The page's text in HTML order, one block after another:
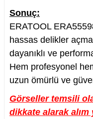
Sonuç:
ERATOOL
hassas delikler
dayanıklı ve
Hem profesyonel
uzun ömürlü ve
Görseller temsili
dikkate alarak alım